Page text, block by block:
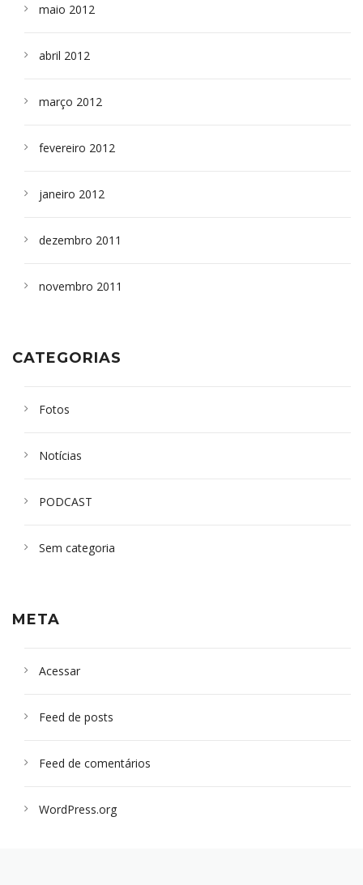
maio 2012
abril 2012
março 2012
fevereiro 2012
janeiro 2012
dezembro 2011
novembro 2011
CATEGORIAS
Fotos
Notícias
PODCAST
Sem categoria
META
Acessar
Feed de posts
Feed de comentários
WordPress.org